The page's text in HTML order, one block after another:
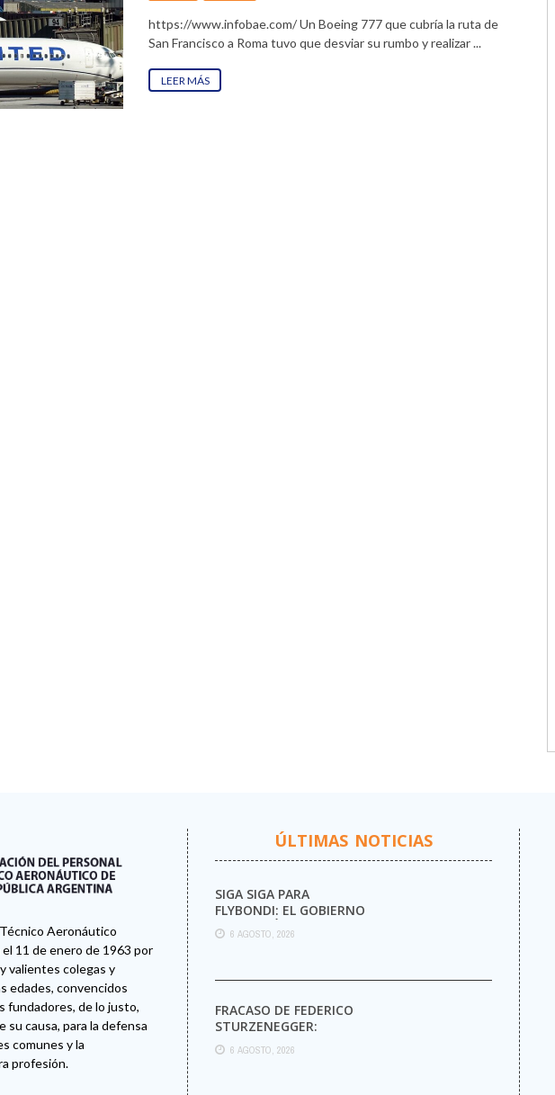
https://www.infobae.com/ Un Boeing 777 que cubría la ruta de
San Francisco a Roma tuvo que desviar su rumbo y realizar ...
LEER MÁS
Aeronáutico
11 de enero de 1963 por
valientes colegas y
edades, convencidos
fundadores, de lo justo,
su causa, para la defensa
comunes y la
profesión.
ÚLTIMAS NOTICIAS
SIGA SIGA PARA
FLYBONDI: EL GOBIERNO
AUTORIZÓ LA VENTA DE
MÁS PASAJES
6 AGOSTO, 2026
FRACASO DE FEDERICO
STURZENEGGER:
6 AGOSTO, 2026